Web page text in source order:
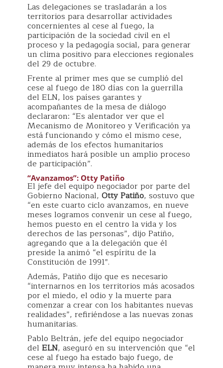
Las delegaciones se trasladarán a los
territorios para desarrollar actividades
concernientes al cese al fuego, la
participación de la sociedad civil en el
proceso y la pedagogía social, para generar
un clima positivo para elecciones regionales
del 29 de octubre.
Frente al primer mes que se cumplió del
cese al fuego de 180 días con la guerrilla
del ELN, los países garantes y
acompañantes de la mesa de diálogo
declararon: “Es alentador ver que el
Mecanismo de Monitoreo y Verificación ya
está funcionando y cómo el mismo cese,
además de los efectos humanitarios
inmediatos hará posible un amplio proceso
de participación”.
“Avanzamos”: Otty Patiño
El jefe del equipo negociador por parte del
Gobierno Nacional, Otty Patiño, sostuvo que
“en este cuarto ciclo avanzamos, en nueve
meses logramos convenir un cese al fuego,
hemos puesto en el centro la vida y los
derechos de las personas”, dijo Patiño,
agregando que a la delegación que él
preside la animó “el espíritu de la
Constitución de 1991″.
Además, Patiño dijo que es necesario
“internarnos en los territorios más acosados
por el miedo, el odio y la muerte para
comenzar a crear con los habitantes nuevas
realidades”, refiriéndose a las nuevas zonas
humanitarias.
Pablo Beltrán, jefe del equipo negociador
del ELN, aseguró en su intervención que “el
cese al fuego ha estado bajo fuego, de